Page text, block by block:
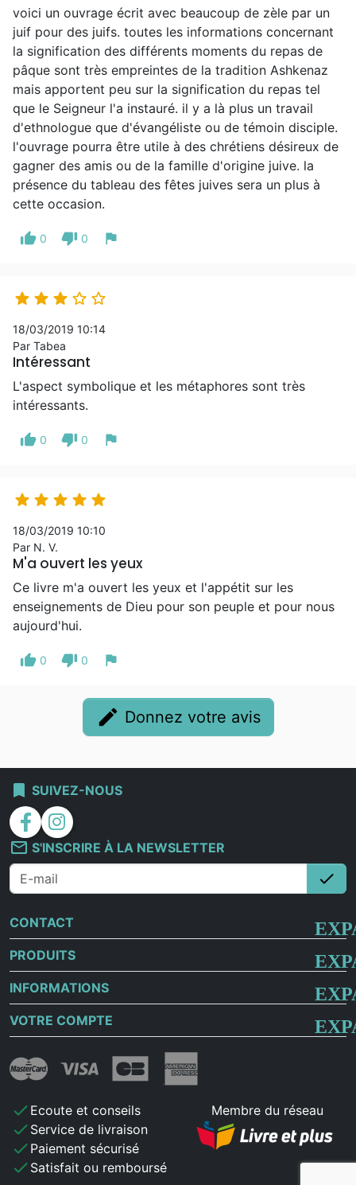
voici un ouvrage écrit avec beaucoup de zèle par un
juif pour des juifs. toutes les informations concernant
la signification des différents moments du repas de
pâque sont très empreintes de la tradition Ashkenaz
mais apportent peu sur la signification du repas tel
que le Seigneur l'a instauré. il y a là plus un travail
d'ethnologue que d'évangéliste ou de témoin disciple.
l'ouvrage pourra être utile à des chrétiens désireux de
gagner des amis ou de la famille d'origine juive. la
présence du tableau des fêtes juives sera un plus à
cette occasion.
thumb_up 0 thumb_down 0 flag
    
18/03/2019 10:14
Par Tabea
Intéressant
L'aspect symbolique et les métaphores sont très
intéressants.
thumb_up 0 thumb_down 0 flag
    
18/03/2019 10:10
Par N. V.
M'a ouvert les yeux
Ce livre m'a ouvert les yeux et l'appétit sur les
enseignements de Dieu pour son peuple et pour nous
aujourd'hui.
thumb_up 0 thumb_down 0 flag
edit Donnez votre avis
bookmark SUIVEZ-NOUS
facebook
instagram
mail_outline S'INSCRIRE À LA NEWSLETTER
check
CONTACT
PRODUITS
INFORMATIONS
VOTRE COMPTE
check Ecoute et conseils
check Service de livraison
check Paiement sécurisé
check Satisfait ou remboursé
Membre du réseau